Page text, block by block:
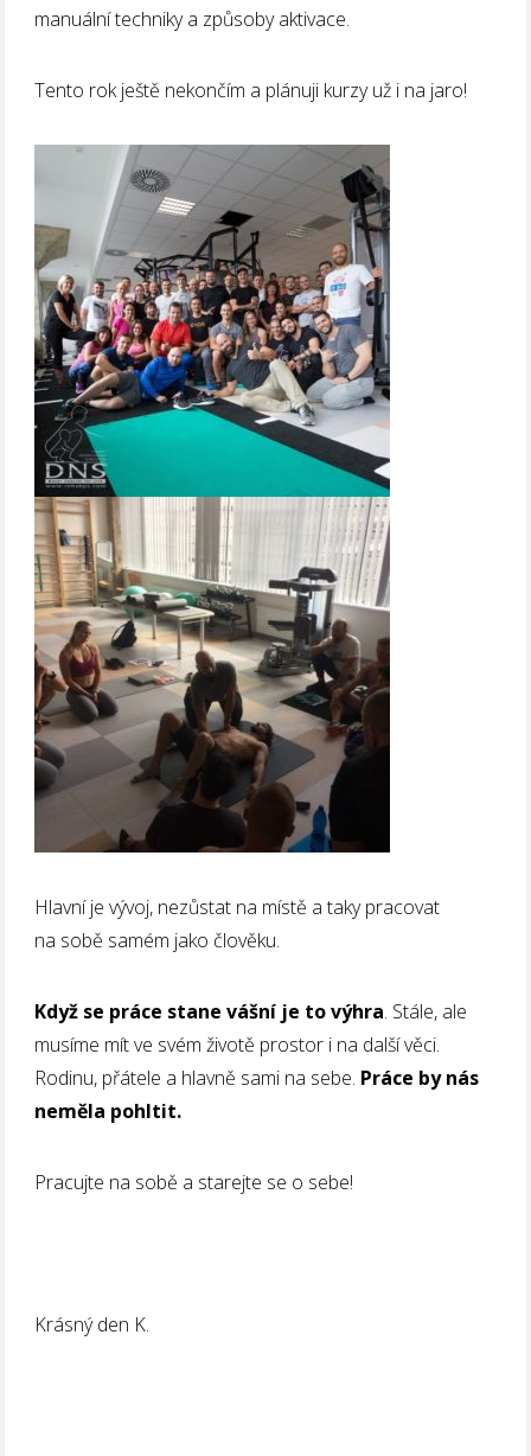
manuální techniky a způsoby aktivace.
Tento rok ještě nekončím a plánuji kurzy už i na jaro!
Hlavní je vývoj, nezůstat na místě a taky pracovat
na sobě samém jako člověku.
Když se práce stane vášní je to výhra. Stále, ale
musíme mít ve svém životě prostor i na další věci.
Rodinu, přátele a hlavně sami na sebe. Práce by nás
neměla pohltit.
Pracujte na sobě a starejte se o sebe!
Krásný den K.